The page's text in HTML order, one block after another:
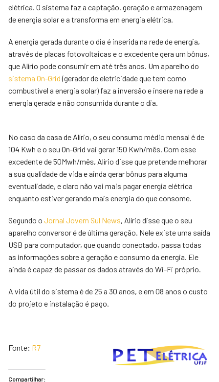
elétrica. O sistema faz a captação, geração e armazenagem
de energia solar e a transforma em energia elétrica.
A energia gerada durante o dia é inserida na rede de energia,
através de placas fotovoltaicas e o excedente gera um bônus,
que Alírio pode consumir em até três anos. Um aparelho do
sistema On-Grid(gerador de eletricidade que tem como
combustível a energia solar) faz a inversão e insere na rede a
energia gerada e não consumida durante o dia.
No caso da casa de Alírio, o seu consumo médio mensal é de
104 Kwh e o seu On-Grid vai gerar 150 Kwh/mês. Com esse
excedente de 50Mwh/mês, Alírio disse que pretende melhorar
a sua qualidade de vida e ainda gerar bônus para alguma
eventualidade, e claro não vai mais pagar energia elétrica
enquanto estiver gerando mais energia do que consome.
Segundo oJornal Jovem Sul News, Alírio disse que o seu
aparelho conversor é de última geração. Nele existe uma saída
USB para computador, que quando conectado, passa todas
as informações sobre a geração e consumo da energia. Ele
ainda é capaz de passar os dados através do Wi-Fi próprio.
A vida útil do sistema é de 25 a 30 anos, e em 08 anos o custo
do projeto e instalação é pago.
Fonte: R7
Compartilhar: